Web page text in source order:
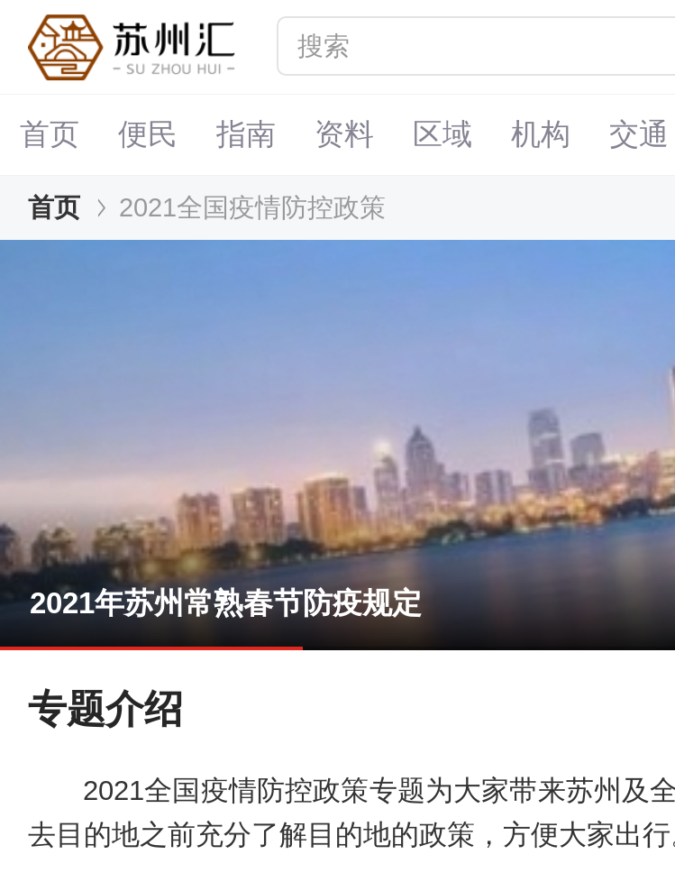
首页 便民 指南 资料 区域 机构 交通
首页 2021全国疫情防控政策
2021年苏州昆山春节防疫规定
2021年苏州常熟春节防疫规定
2021年苏州张家港春节防疫规定
专题介绍
2021全国疫情防控政策专题为大家带来苏州及
去目的地之前充分了解目的地的政策，方便大家出行